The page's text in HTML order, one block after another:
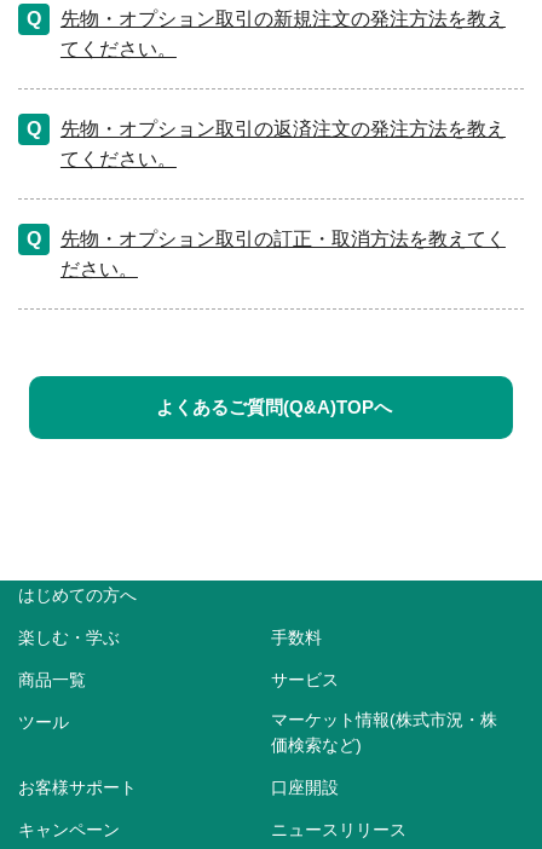
先物・オプション取引の新規注文の発注方法を教え
てください。
先物・オプション取引の返済注文の発注方法を教え
てください。
先物・オプション取引の訂正・取消方法を教えてく
ださい。
よくあるご質問(Q&A)TOPへ
はじめての方へ
楽しむ・学ぶ 手数料
商品一覧 サービス
ツール
マーケット情報(株式市況・株
価検索など)
お客様サポート 口座開設
キャンペーン ニュースリリース